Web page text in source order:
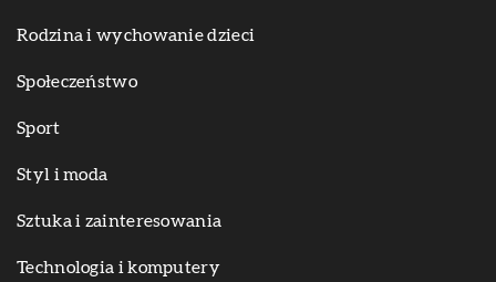
Rodzina i wychowanie dzieci
Społeczeństwo
Sport
Styl i moda
Sztuka i zainteresowania
Technologia i komputery